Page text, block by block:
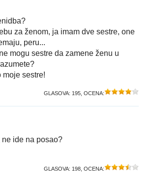
za ženom, ja imam dve sestre, one
peru...
mogu sestre da zamene ženu u
moje sestre!
GLASOVA: 195 , OCENA:
ide na posao?
GLASOVA: 198 , OCENA: